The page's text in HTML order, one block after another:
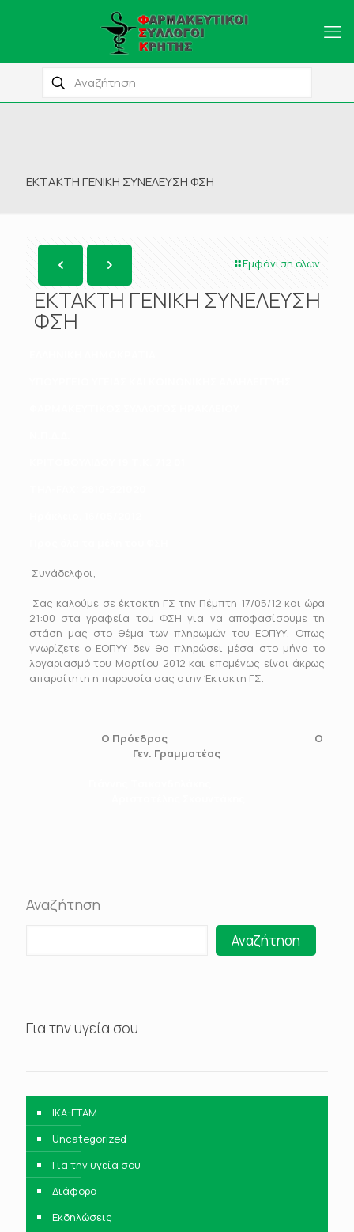
ΕΚΤΑΚΤΗ ΓΕΝΙΚΗ ΣΥΝΕΛΕΥΣΗ ΦΣΗ
Εμφάνιση όλων
ΕΚΤΑΚΤΗ ΓΕΝΙΚΗ ΣΥΝΕΛΕΥΣΗ
ΦΣΗ
Συνάδελφοι,
Σας καλούμε σε έκτακτη ΓΣ την Πέμπτη 17/05/12 και ώρα
21:00 στα γραφεία του ΦΣΗ για να αποφασίσουμε τη
στάση μας στο θέμα των πληρωμών του ΕΟΠΥΥ. Όπως
γνωρίζετε ο ΕΟΠΥΥ δεν θα πληρώσει μέσα στο μήνα το
λογαριασμό του Μαρτίου 2012 και επομένως είναι άκρως
απαραίτητη η παρουσία σας στην Έκτακτη ΓΣ.
Ο Πρόεδρος O
Γεν. Γραμματέας
Αναζήτηση
Αναζήτηση
Για την υγεία σου
IKA-ETAM
Uncategorized
Για την υγεία σου
Διάφορα
Εκδηλώσεις